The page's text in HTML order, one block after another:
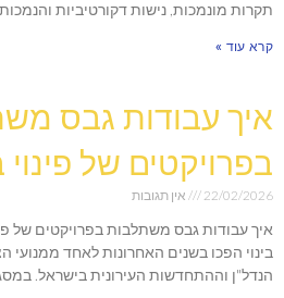
תקרות מונמכות, נישות דקורטיביות
קרא עוד »
איך עבודות גבס
בפרויקטים של פינוי
22/02/2026 אין תגובות
איך עבודות גבס משתלבות בפרויקטים של
בינוי הפכו בשנים האחרונות לאחד
הנדל"ן וההתחדשות העירונית בישראל.